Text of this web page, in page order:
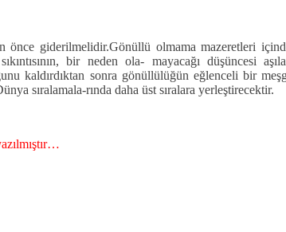
giderilmelidir.Gönüllü olmama mazeretleri
sıkıntısının, bir neden ola- mayacağı
kaldırdıktan sonra gönüllülüğün eğlenceli bir
sıralamala-rında daha üst sıralara yerleştirecektir.